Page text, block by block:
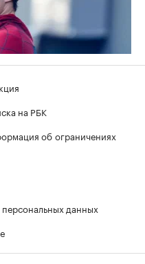
на РБК
об ограничениях
данных